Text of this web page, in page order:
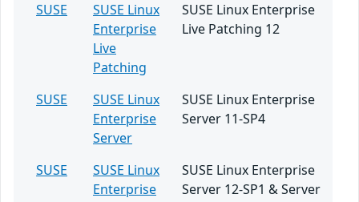
SUSE
SUSE Linux
Enterprise
Live
Patching
SUSE Linux Enterprise
Live Patching 12
SUSE
SUSE Linux
Enterprise
Server
SUSE Linux Enterprise
Server 11-SP4
SUSE
SUSE Linux
Enterprise
SUSE Linux Enterprise
Server 12-SP1 & Server